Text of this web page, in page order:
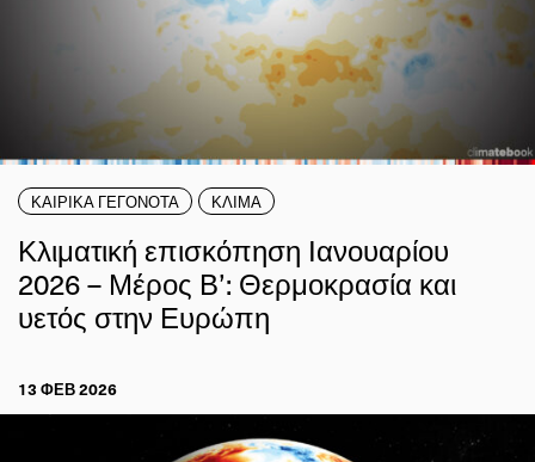
ΚΑΙΡΙΚΑ ΓΕΓΟΝΟΤΑ ΚΛΙΜΑ
Κλιματική επισκόπηση Ιανουαρίου
2026 – Μέρος Β’: Θερμοκρασία και
υετός στην Ευρώπη
13 ΦΕΒ 2026